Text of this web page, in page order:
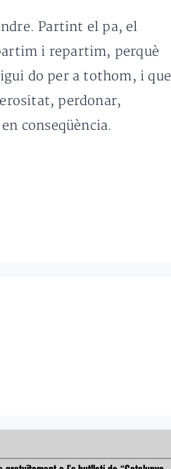
Partint el pa, el
i repartim, perquè
do per a tothom, i que
perdonar,
conseqüència.